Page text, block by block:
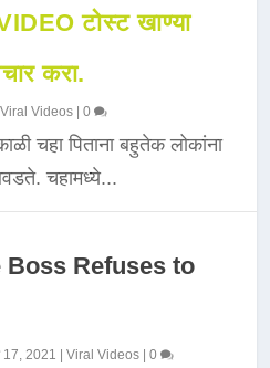
टोस्ट खाण्या
करा.
Viral Videos |0
चहा पिताना बहुतेक लोकांना
चहामध्ये...
Boss Refuses to
17, 2021 |Viral Videos |0